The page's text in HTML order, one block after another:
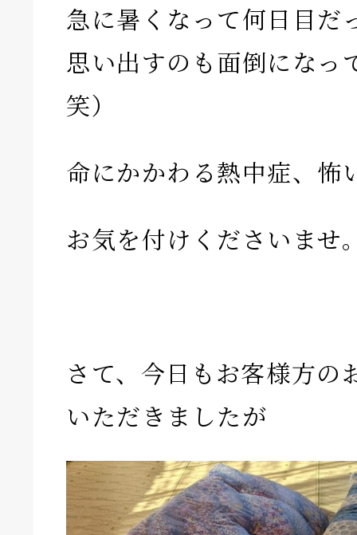
急に暑くなって何日目だ
思い出すのも面倒になっ
笑）
命にかかわる熱中症、怖
お気を付けくださいませ
さて、今日もお客様方の
いただきましたが